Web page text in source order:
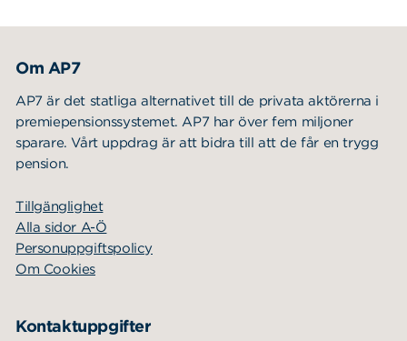
Om AP7
AP7 är det statliga alternativet till de privata aktörerna i
premiepensionssystemet. AP7 har över fem miljoner
sparare. Vårt uppdrag är att bidra till att de får en trygg
pension.
Tillgänglighet
Alla sidor A-Ö
Personuppgiftspolicy
Om Cookies
Kontaktuppgifter